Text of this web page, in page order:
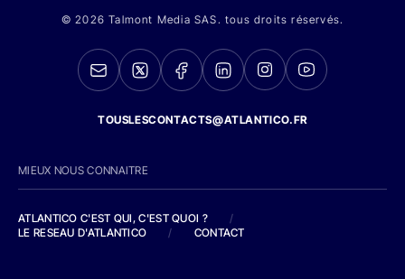
© 2026 Talmont Media SAS. tous droits réservés.
TOUSLESCONTACTS@ATLANTICO.FR
MIEUX NOUS CONNAITRE
ATLANTICO C'EST QUI, C'EST QUOI ?
/
LE RESEAU D'ATLANTICO
/ CONTACT